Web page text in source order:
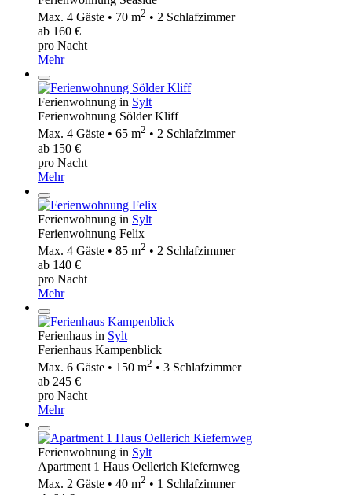
Max. 4 Gäste • 70 m2 • 2 Schlafzimmer
ab 160 €
pro Nacht
Mehr
Ferienwohnung in Sylt
Ferienwohnung Sölder Kliff
Max. 4 Gäste • 65 m2 • 2 Schlafzimmer
ab 150 €
pro Nacht
Mehr
Ferienwohnung in Sylt
Ferienwohnung Felix
Max. 4 Gäste • 85 m2 • 2 Schlafzimmer
ab 140 €
pro Nacht
Mehr
Ferienhaus in Sylt
Ferienhaus Kampenblick
Max. 6 Gäste • 150 m2 • 3 Schlafzimmer
ab 245 €
pro Nacht
Mehr
Ferienwohnung in Sylt
Apartment 1 Haus Oellerich Kiefernweg
Max. 2 Gäste • 40 m2 • 1 Schlafzimmer